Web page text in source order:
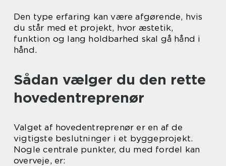
Den type erfaring kan være afgørende, hvis
du står med et projekt, hvor æstetik,
funktion og lang holdbarhed skal gå hånd i
hånd.
Sådan vælger du den rette
hovedentreprenør
Valget af hovedentreprenør er en af de
vigtigste beslutninger i et byggeprojekt.
Nogle centrale punkter, du med fordel kan
overveje, er: